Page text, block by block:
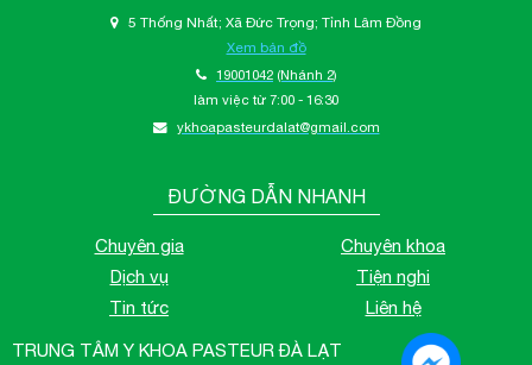
5 Thống Nhất; Xã Đức Trọng; Tỉnh Lâm Đồng
Xem bản đồ
19001042 (Nhánh 2)
làm việc từ 7:00 - 16:30
ykhoapasteurdalat@gmail.com
ĐƯỜNG DẪN NHANH
Chuyên gia
Chuyên khoa
Dịch vụ
Tiện nghi
Tin tức
Liên hệ
TRUNG TÂM Y KHOA PASTEUR ĐÀ LẠT